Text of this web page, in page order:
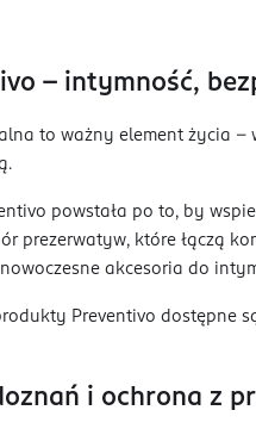
– intymność,
to ważny element życia –
powstała po to, by
prezerwatyw, które łączą
akcesoria do
Preventivo dostępne
i ochrona z